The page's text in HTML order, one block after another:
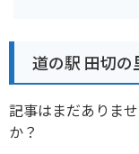
道の駅 田切
記事はまだありま
か？